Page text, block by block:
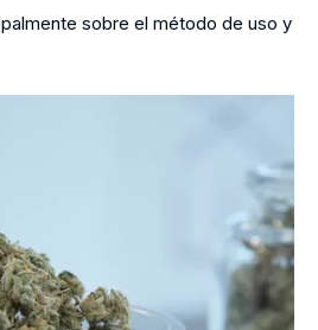
sobre el método de uso y